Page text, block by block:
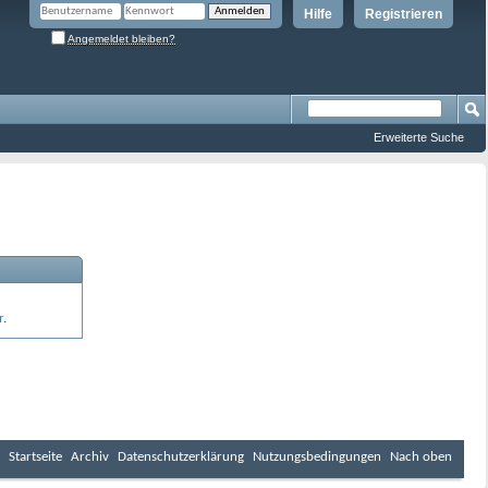
Registrieren
Hilfe
Angemeldet bleiben?
Erweiterte Suche
.
Startseite Archiv Datenschutzerklärung Nutzungsbedingungen Nach oben